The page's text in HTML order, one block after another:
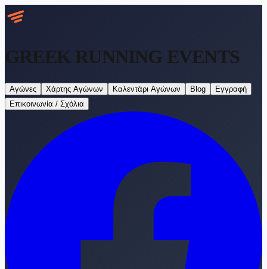
GREEK RUNNING EVENTS
Αγώνες Χάρτης Αγώνων Καλεντάρι Αγώνων Blog
Εγγραφή
Επικοινωνία / Σχόλια